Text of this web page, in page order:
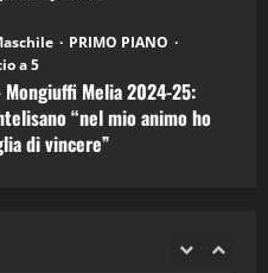
PRIMO PIANO
a 5
Mongiuffi Melia 2024-25:
“nel mio animo ho
di vincere”
in Podcast: 30^ Puntata
Maggio 2026)